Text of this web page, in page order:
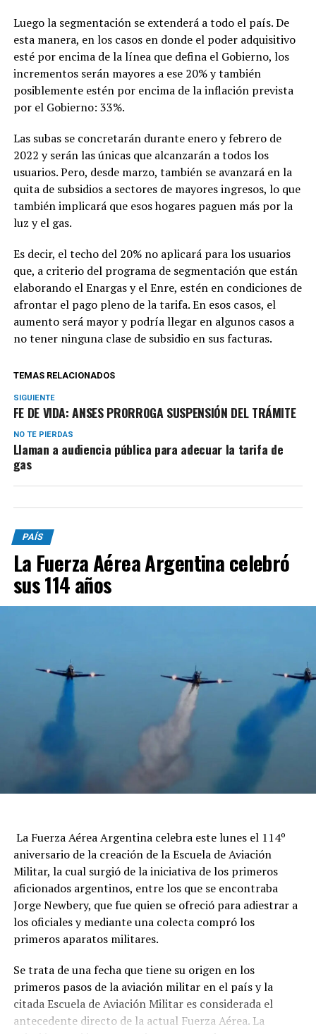
Luego la segmentación se extenderá a todo el país. De
esta manera, en los casos en donde el poder adquisitivo
esté por encima de la línea que defina el Gobierno, los
incrementos serán mayores a ese 20% y también
posiblemente estén por encima de la inflación prevista
por el Gobierno: 33%.
Las subas se concretarán durante enero y febrero de
2022 y serán las únicas que alcanzarán a todos los
usuarios. Pero, desde marzo, también se avanzará en la
quita de subsidios a sectores de mayores ingresos, lo que
también implicará que esos hogares paguen más por la
luz y el gas.
Es decir, el techo del 20% no aplicará para los usuarios
que, a criterio del programa de segmentación que están
elaborando el Enargas y el Enre, estén en condiciones de
afrontar el pago pleno de la tarifa. En esos casos, el
aumento será mayor y podría llegar en algunos casos a
no tener ninguna clase de subsidio en sus facturas.
TEMAS RELACIONADOS
SIGUIENTE
FE DE VIDA: ANSES PRORROGA SUSPENSIÓN DEL TRÁMITE
NO TE PIERDAS
Llaman a audiencia pública para adecuar la tarifa de
gas
PAÍS
La Fuerza Aérea Argentina celebró
sus 114 años
La Fuerza Aérea Argentina celebra este lunes el 114º
aniversario de la creación de la Escuela de Aviación
Militar, la cual surgió de la iniciativa de los primeros
aficionados argentinos, entre los que se encontraba
Jorge Newbery, que fue quien se ofreció para adiestrar a
los oficiales y mediante una colecta compró los
primeros aparatos militares.
Se trata de una fecha que tiene su origen en los
primeros pasos de la aviación militar en el país y la
citada Escuela de Aviación Militar es considerada el
antecedente directo de la actual Fuerza Aérea. La